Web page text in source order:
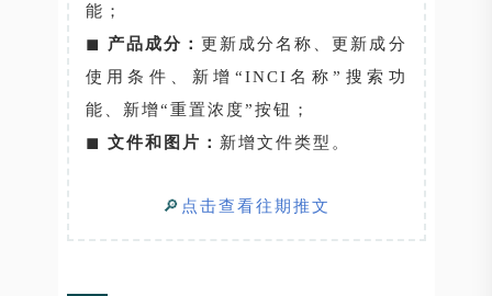
能；
◼ 产品成分： 更新成分名称、更新成分
使用条件、新增“INCI名称”搜索功
能、新增“重置浓度”按钮；
◼ 文件和图片： 新增文件类型。
🔎 点击查看往期推文